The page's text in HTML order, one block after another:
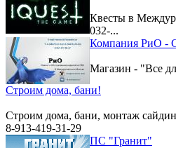
Квесты в
032-...
Компания РиО -
Магазин - "Все
Строим дома, бани!
Строим дома, бани, монтаж
8-913-419-31-29
ПС "Гранит"